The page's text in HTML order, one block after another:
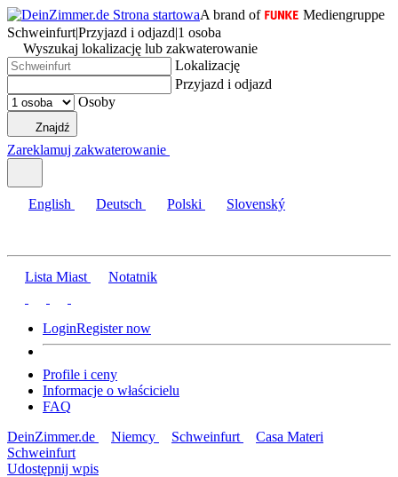
A brand of
Mediengruppe
Schweinfurt|Przyjazd i odjazd|1 osoba
Wyszukaj lokalizację lub zakwaterowanie
Lokalizację
Przyjazd i odjazd
Osoby
Znajdź
Zareklamuj zakwaterowanie
English Deutsch Polski Slovenský
Lista Miast Notatnik
LoginRegister now
Profile i ceny
Informacje o właścicielu
FAQ
DeinZimmer.de
Niemcy Schweinfurt
Casa Materi
Schweinfurt
Udostępnij wpis